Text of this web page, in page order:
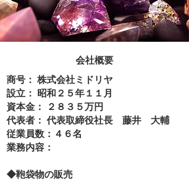
​会社概要
商号： 株式会社ミドリヤ
設立： 昭和２５年１１月
資本金： ２８３５万円
代表者： 代表取締役社長 藤井 大輔
従業員数：４６名
業務内容：
◆鞄袋物の販売